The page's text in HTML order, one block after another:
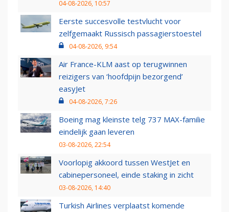
04-08-2026, 10:57
Eerste succesvolle testvlucht voor
zelfgemaakt Russisch passagierstoestel
04-08-2026, 9:54
Air France-KLM aast op terugwinnen
reizigers van ‘hoofdpijn bezorgend’
easyJet
04-08-2026, 7:26
Boeing mag kleinste telg 737 MAX-familie
eindelijk gaan leveren
03-08-2026, 22:54
Voorlopig akkoord tussen WestJet en
cabinepersoneel, einde staking in zicht
03-08-2026, 14:40
Turkish Airlines verplaatst komende